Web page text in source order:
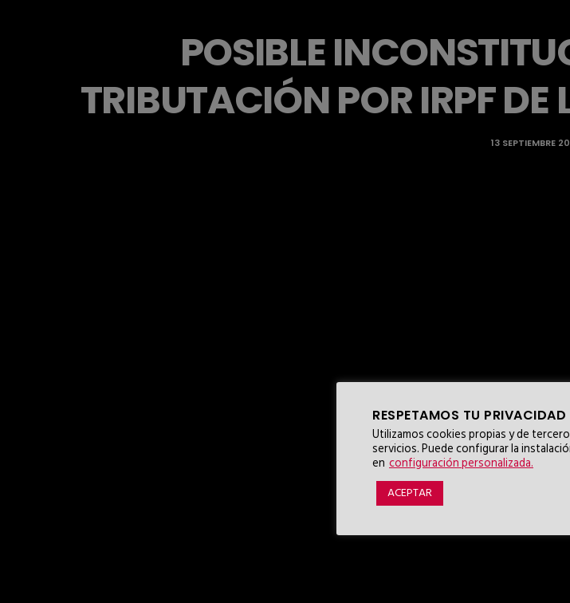
POSIBLE
TRIBUTACIÓN POR IRPF DE
13 SEPTIEMBRE
RESPETAMOS TU PRIVACIDAD
Utilizamos cookies propias y de
servicios. Puede configurar la
en configuración personalizada.
ACEPTAR